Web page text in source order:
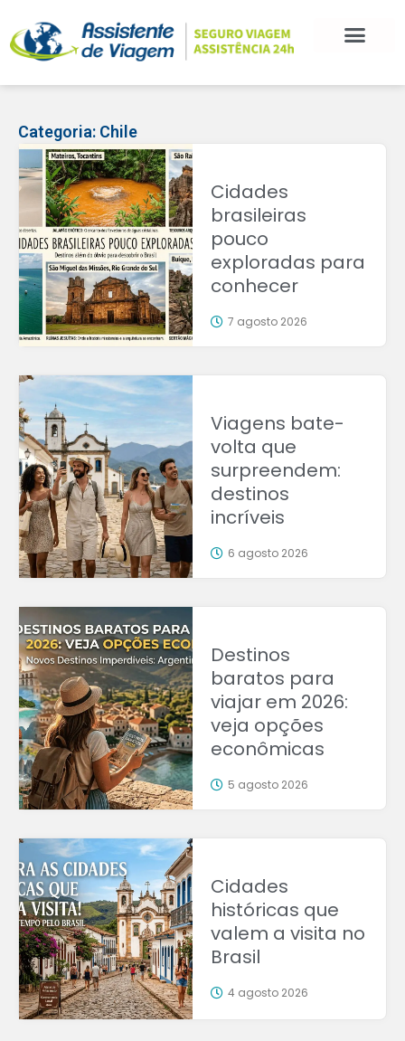
Categoria: Chile
Cidades
brasileiras
pouco
exploradas para
conhecer
7 agosto 2026
Viagens bate-
volta que
surpreendem:
destinos
incríveis
6 agosto 2026
Destinos
baratos para
viajar em 2026:
veja opções
econômicas
5 agosto 2026
Cidades
históricas que
valem a visita no
Brasil
4 agosto 2026